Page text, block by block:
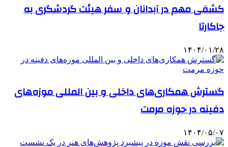
کشفی مهم در آبدانان و سفر هیئت گردشگری به
جاکارتا
۱۴۰۴/۰۱/۲۸
گسترش همکاری‌های داخلی و بین المللی موزه‌های
دفینه در حوزه مرمت
۱۴۰۴/۰۵/۰۷